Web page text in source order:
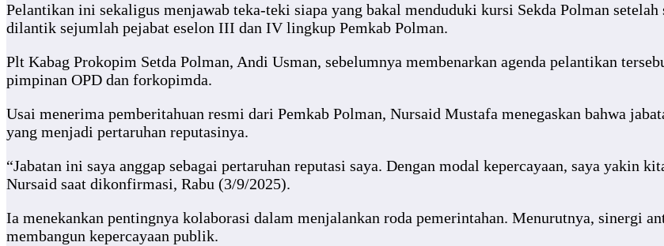
Pelantikan ini sekaligus menjawab teka-teki siapa yang bakal menduduki kursi Sekda Polman
dilantik sejumlah pejabat eselon III dan IV lingkup Pemkab Polman.
Plt Kabag Prokopim Setda Polman, Andi Usman, sebelumnya membenarkan agenda pelantikan
pimpinan OPD dan forkopimda.
Usai menerima pemberitahuan resmi dari Pemkab Polman, Nursaid Mustafa menegaskan bahwa
yang menjadi pertaruhan reputasinya.
“Jabatan ini saya anggap sebagai pertaruhan reputasi saya. Dengan modal kepercayaan, saya yakin
Nursaid saat dikonfirmasi, Rabu (3/9/2025).
Ia menekankan pentingnya kolaborasi dalam menjalankan roda pemerintahan. Menurutnya, sinergi
membangun kepercayaan publik.